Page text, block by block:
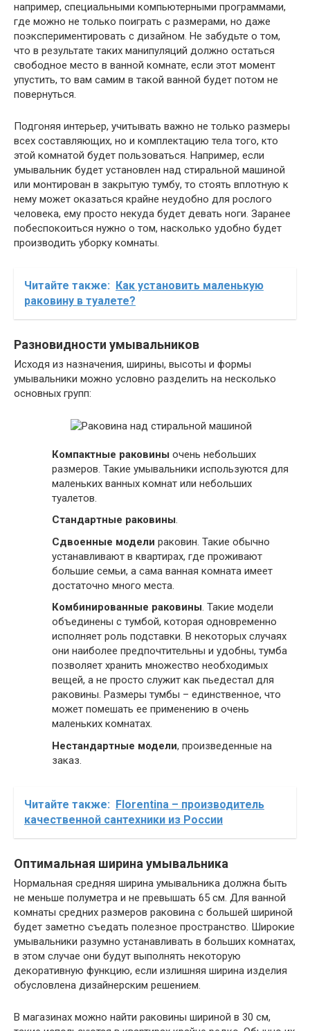
например, специальными компьютерными программами,
где можно не только поиграть с размерами, но даже
поэкспериментировать с дизайном. Не забудьте о том,
что в результате таких манипуляций должно остаться
свободное место в ванной комнате, если этот момент
упустить, то вам самим в такой ванной будет потом не
повернуться.
Подгоняя интерьер, учитывать важно не только размеры
всех составляющих, но и комплектацию тела того, кто
этой комнатой будет пользоваться. Например, если
умывальник будет установлен над стиральной машиной
или монтирован в закрытую тумбу, то стоять вплотную к
нему может оказаться крайне неудобно для рослого
человека, ему просто некуда будет девать ноги. Заранее
побеспокоиться нужно о том, насколько удобно будет
производить уборку комнаты.
Читайте также:
Как установить маленькую
раковину в туалете?
Разновидности умывальников
Исходя из назначения, ширины, высоты и формы
умывальники можно условно разделить на несколько
основных групп:
Компактные раковины очень небольших
размеров. Такие умывальники используются для
маленьких ванных комнат или небольших
туалетов.
Стандартные раковины.
Сдвоенные модели раковин. Такие обычно
устанавливают в квартирах, где проживают
большие семьи, а сама ванная комната имеет
достаточно много места.
Комбинированные раковины. Такие модели
объединены с тумбой, которая одновременно
исполняет роль подставки. В некоторых случаях
они наиболее предпочтительны и удобны, тумба
позволяет хранить множество необходимых
вещей, а не просто служит как пьедестал для
раковины. Размеры тумбы – единственное, что
может помешать ее применению в очень
маленьких комнатах.
Нестандартные модели, произведенные на
заказ.
Читайте также: Florentina – производитель
качественной сантехники из России
Оптимальная ширина умывальника
Нормальная средняя ширина умывальника должна быть
не меньше полуметра и не превышать 65 см. Для ванной
комнаты средних размеров раковина с большей шириной
будет заметно съедать полезное пространство. Широкие
умывальники разумно устанавливать в больших комнатах,
в этом случае они будут выполнять некоторую
декоративную функцию, если излишняя ширина изделия
обусловлена дизайнерским решением.
В магазинах можно найти раковины шириной в 30 см,